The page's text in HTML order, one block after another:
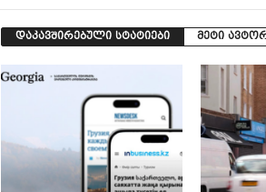
დაკავშირებული სტატიები მეტი